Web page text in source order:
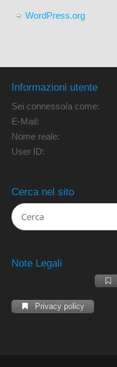
WordPress.org
Informazioni utente
Sei connesso/a come:
E-Mail:
Nome reale:
User ID:
Cerca nel sito
Note Legali
Privacy policy